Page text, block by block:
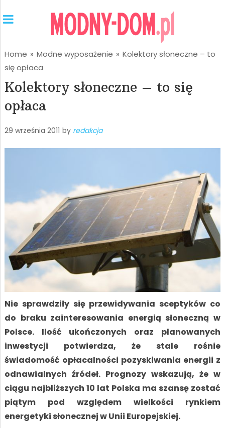
Home » Modne wyposażenie » Kolektory słoneczne – to
się opłaca
Kolektory słoneczne – to się
opłaca
29 września 2011 by redakcja
Nie sprawdziły się przewidywania sceptyków co
do braku zainteresowania energią słoneczną w
Polsce. Ilość ukończonych oraz planowanych
inwestycji potwierdza, że stale rośnie
świadomość opłacalności pozyskiwania energii z
odnawialnych źródeł. Prognozy wskazują, że w
ciągu najbliższych 10 lat Polska ma szansę zostać
piątym pod względem wielkości rynkiem
energetyki słonecznej w Unii Europejskiej.